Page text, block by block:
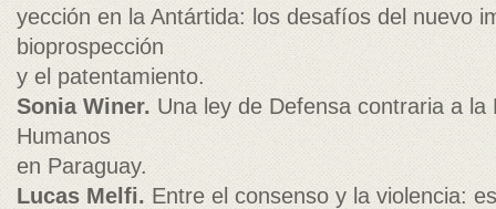
yección en la Antártida: los desafíos del nuevo
bioprospección
y el patentamiento.
Sonia Winer. Una ley de Defensa contraria a la
Humanos
en Paraguay.
Lucas Melfi. Entre el consenso y la violencia: